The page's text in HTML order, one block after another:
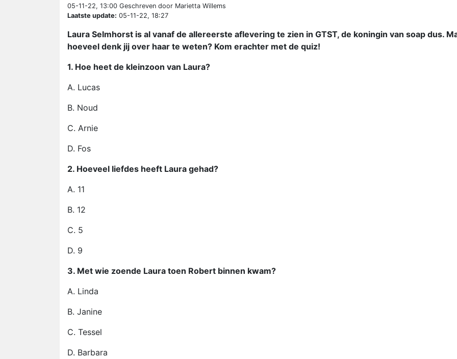
05-11-22, 13:00 Geschreven door Marietta Willems
Laatste update: 05-11-22, 18:27
Laura Selmhorst is al vanaf de allereerste aflevering te zien in GTST, de koningin van soap dus.
hoeveel denk jij over haar te weten? Kom erachter met de quiz!
1. Hoe heet de kleinzoon van Laura?
A. Lucas
B. Noud
C. Arnie
D. Fos
2. Hoeveel liefdes heeft Laura gehad?
A. 11
B. 12
C. 5
D. 9
3. Met wie zoende Laura toen Robert binnen kwam?
A. Linda
B. Janine
C. Tessel
D. Barbara